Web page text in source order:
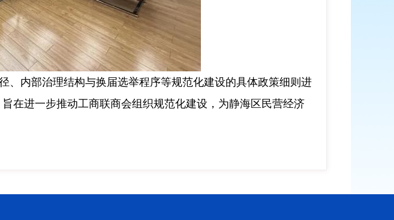
、内部治理结构与换届选举程序等规范化建设的具体政策细则 进
旨在进一步推动工商联商会组织规范化建设 ，为静海区 民营经济